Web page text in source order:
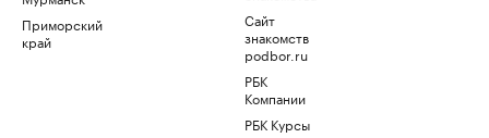
Приморский
край
Сайт
знакомств
podbor.ru
РБК
Компании
РБК Курсы